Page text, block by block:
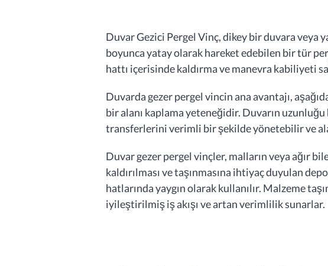
Duvar Gezici Pergel Vinç, dikey bir duvara veya
boyunca yatay olarak hareket edebilen bir tür
hattı içerisinde kaldırma ve manevra kabiliyeti
Duvarda gezer pergel vincin ana avantajı,
bir alanı kaplama yeteneğidir. Duvarın
transferlerini verimli bir şekilde yönetebilir ve
Duvar gezer pergel vinçler, malların veya ağır
kaldırılması ve taşınmasına ihtiyaç duyulan
hatlarında yaygın olarak kullanılır. Malzeme
iyileştirilmiş iş akışı ve artan verimlilik sunarlar.